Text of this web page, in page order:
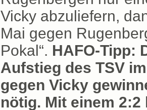
Vicky abzuliefern,
Mai gegen
Pokal“. HAFO-Tipp:
Aufstieg des TSV
gegen Vicky
nötig. Mit einem